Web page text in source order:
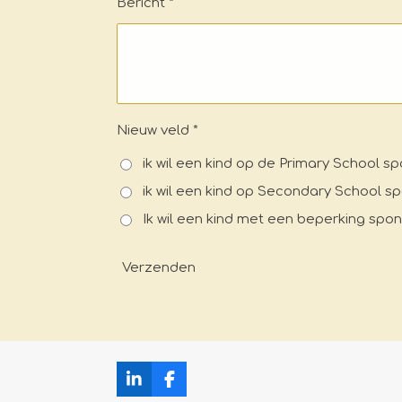
Nieuw veld *
ik wil een kind op de Primary School
ik wil een kind op Secondary School
Ik wil een kind met een beperking
Verzenden
L
F